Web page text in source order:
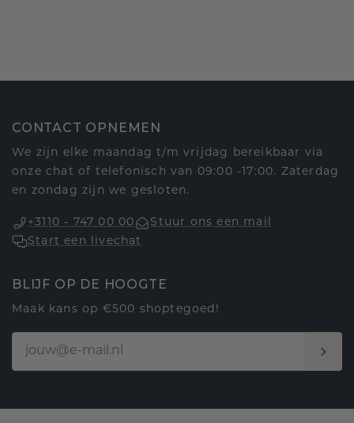
CONTACT OPNEMEN
We zijn elke maandag t/m vrijdag bereikbaar via
onze chat of telefonisch van 09:00 -17:00. Zaterdag
en zondag zijn we gesloten.
+3110 - 747 00 00
Stuur ons een mail
Start een livechat
BLIJF OP DE HOOGTE
Maak kans op €500 shoptegoed!